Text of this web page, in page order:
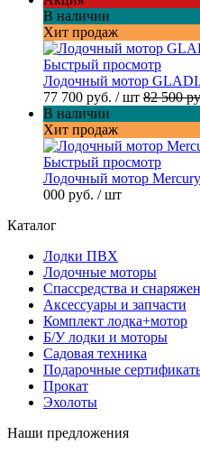
В наличии
Хит продаж
Быстрый просмотр
Лодочный мотор
77 700 руб. / шт 82 500
В наличии
Хит продаж
Быстрый просмотр
Лодочный мотор
000 руб. / шт
Каталог
Лодки ПВХ
Лодочные моторы
Спассредства и
Аксессуары и запчасти
Комплект лодка+мотор
Б/У лодки и моторы
Садовая техника
Подарочные
Прокат
Эхолоты
Наши предложения